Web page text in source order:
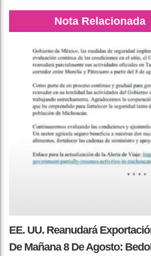
Nota Relacionada
EE. UU. Reanudará
De Mañana 8 De Agosto: